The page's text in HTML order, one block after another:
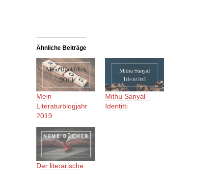
Ähnliche Beiträge
Mein
Literaturblogjahr
2019
Mithu Sanyal –
Identitti
Der literarische